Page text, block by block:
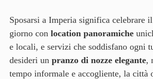
Sposarsi a Imperia significa celebrare
giorno con location panoramiche
e locali, e servizi che soddisfano ogni
desideri un pranzo di nozze elegante,
tempo informale e accogliente, la città